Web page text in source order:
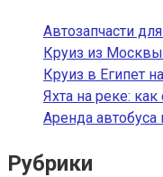
Автозапчасти
Круиз из
Круиз в Египет
Яхта на реке:
Аренда автобуса
Рубрики